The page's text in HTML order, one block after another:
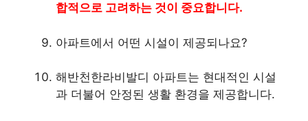
합적으로 고려하는 것이 중요합니다.
아파트에서 어떤 시설이 제공되나요?
해반천한라비발디 아파트는 현대적인 시설
과 더불어 안정된 생활 환경을 제공합니다.